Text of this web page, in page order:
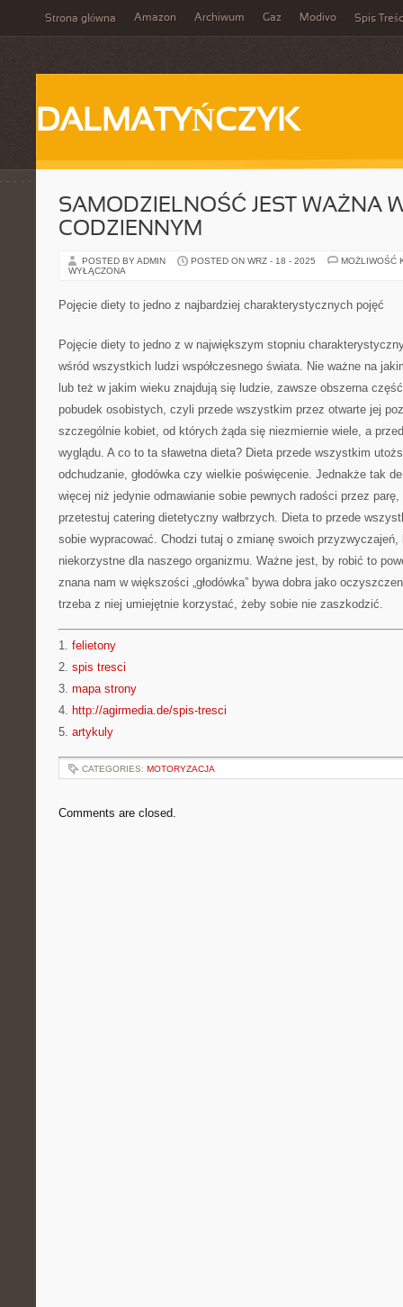
Strona główna Amazon Archiwum Gaz Modivo Spis
DALMATYŃCZYK
SAMODZIELNOŚĆ JEST WAŻNA
CODZIENNYM
POSTED BY ADMIN POSTED ON WRZ - 18 - 2025
MOŻLIWOŚĆ
WYŁĄCZONA
Pojęcie diety to jedno z najbardziej charakterystycznych pojęć
Pojęcie diety to jedno z w największym stopniu
wśród wszystkich ludzi współczesnego świata. Nie ważne na
lub też w jakim wieku znajdują się ludzie, zawsze obszerna
pobudek osobistych, czyli przede wszystkim przez otwarte jej
szczególnie kobiet, od których żąda się niezmiernie wiele, a
wyglądu. A co to ta sławetna dieta? Dieta przede wszystkim
odchudzanie, głodówka czy wielkie poświęcenie. Jednakże tak
więcej niż jedynie odmawianie sobie pewnych radości przez
przetestuj catering dietetyczny wałbrzych. Dieta to przede
sobie wypracować. Chodzi tutaj o zmianę swoich
niekorzystne dla naszego organizmu. Ważne jest, by robić to
znana nam w większości „głodówka” bywa dobra jako
trzeba z niej umiejętnie korzystać, żeby sobie nie zaszkodzić.
1. felietony
2. spis tresci
3. mapa strony
4. http://agirmedia.de/spis-tresci
5. artykuly
CATEGORIES: MOTORYZACJA
Comments are closed.